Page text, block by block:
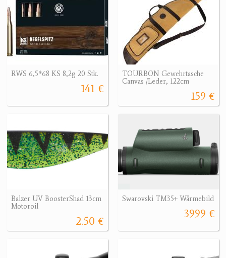
RWS 6,5*68 KS 8,2g 20 Stk.
141 €
TOURBON Gewehrtasche
Canvas /Leder, 122cm
159 €
Balzer UV BoosterShad 13cm
Motoroil
2.50 €
Swarovski TM35+ Wärmebild
3999 €